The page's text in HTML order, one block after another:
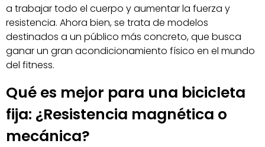
a trabajar todo el cuerpo y aumentar la fuerza y
resistencia. Ahora bien, se trata de modelos
destinados a un público más concreto, que busca
ganar un gran acondicionamiento físico en el mundo
del fitness.
Qué es mejor para una bicicleta
fija: ¿Resistencia magnética o
mecánica?